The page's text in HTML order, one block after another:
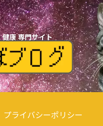
康 専門サイト
プライバシーポリシー